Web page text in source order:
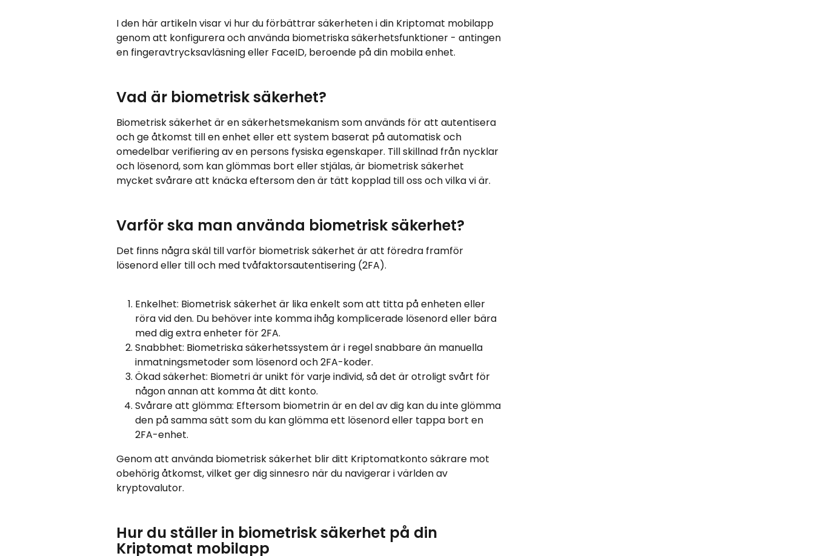
I den här artikeln visar vi hur du förbättrar säkerheten i din Kriptomat mobilapp
genom att konfigurera och använda biometriska säkerhetsfunktioner - antingen
en fingeravtrycksavläsning eller FaceID, beroende på din mobila enhet.
Vad är biometrisk säkerhet?
Biometrisk säkerhet är en säkerhetsmekanism som används för att autentisera
och ge åtkomst till en enhet eller ett system baserat på automatisk och
omedelbar verifiering av en persons fysiska egenskaper. Till skillnad från nycklar
och lösenord, som kan glömmas bort eller stjälas, är biometrisk säkerhet
mycket svårare att knäcka eftersom den är tätt kopplad till oss och vilka vi är.
Varför ska man använda biometrisk säkerhet?
Det finns några skäl till varför biometrisk säkerhet är att föredra framför
lösenord eller till och med tvåfaktorsautentisering (2FA).
Enkelhet: Biometrisk säkerhet är lika enkelt som att titta på enheten eller
röra vid den. Du behöver inte komma ihåg komplicerade lösenord eller bära
med dig extra enheter för 2FA.
Snabbhet: Biometriska säkerhetssystem är i regel snabbare än manuella
inmatningsmetoder som lösenord och 2FA-koder.
Ökad säkerhet: Biometri är unikt för varje individ, så det är otroligt svårt för
någon annan att komma åt ditt konto.
Svårare att glömma: Eftersom biometrin är en del av dig kan du inte glömma
den på samma sätt som du kan glömma ett lösenord eller tappa bort en
2FA-enhet.
Genom att använda biometrisk säkerhet blir ditt Kriptomatkonto säkrare mot
obehörig åtkomst, vilket ger dig sinnesro när du navigerar i världen av
kryptovalutor.
Hur du ställer in biometrisk säkerhet på din
Kriptomat mobilapp